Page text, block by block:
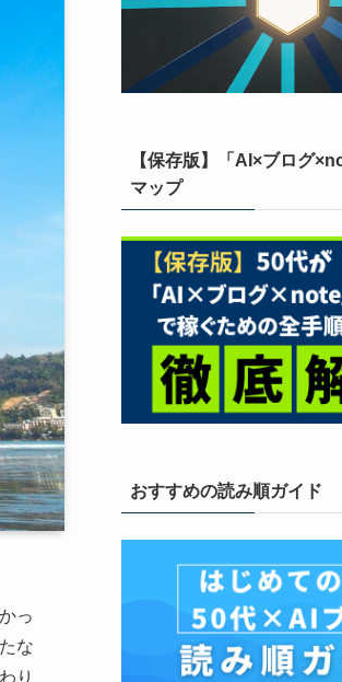
っ
な
り
【保存版】「AI×ブログ
マップ
おすすめの読み順ガイド